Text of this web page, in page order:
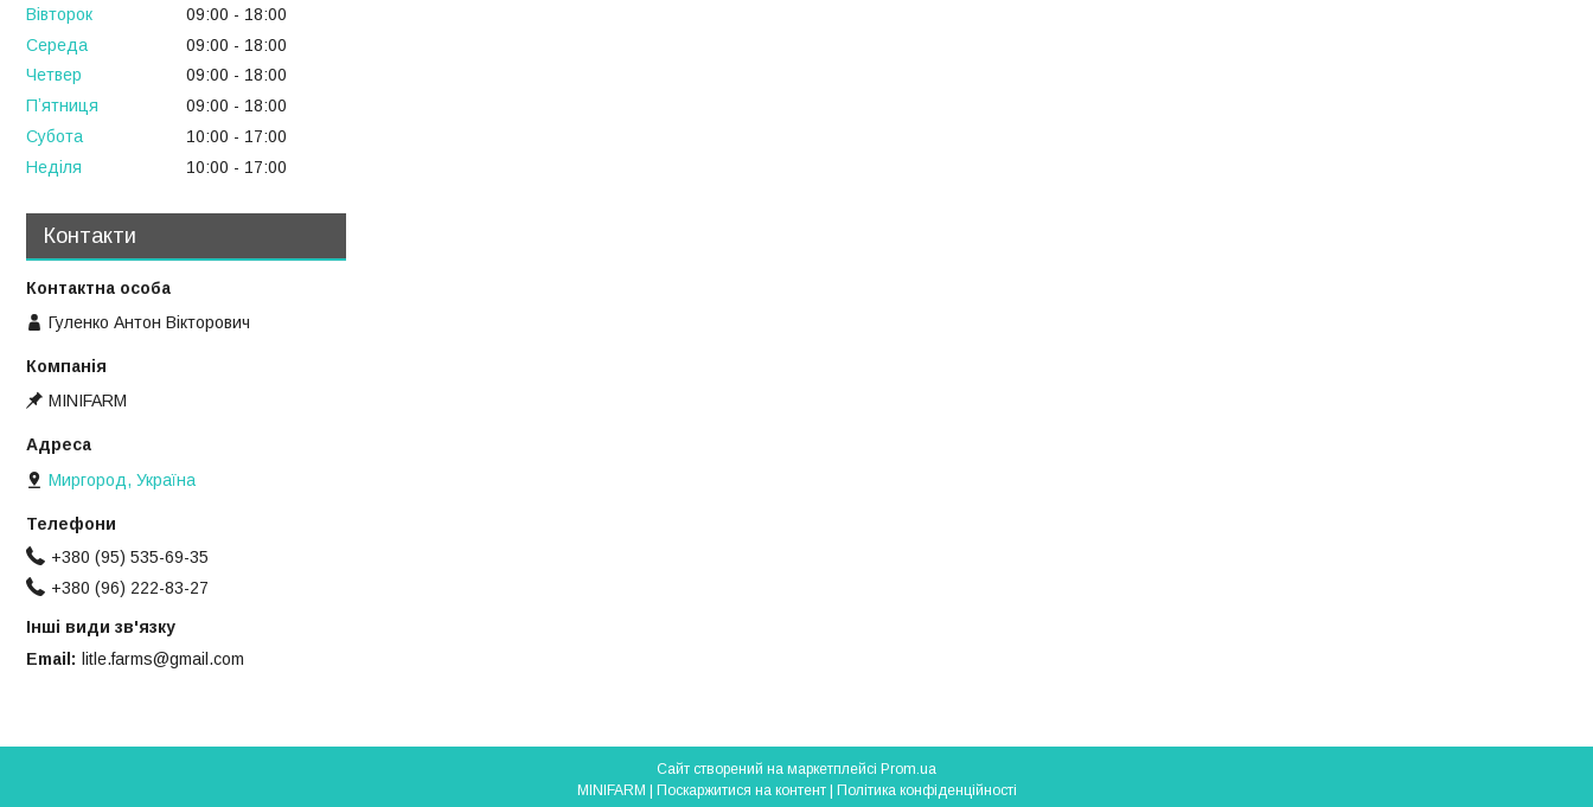
Вівторок
09:00
18:00
Середа
09:00
18:00
Четвер
09:00
18:00
Пʼятниця
09:00
18:00
Субота
10:00
17:00
Неділя
10:00 17:00
Контакти
Гуленко Антон Вікторович
MINIFARM
Миргород, Україна
+380 (95) 535-69-35
+380 (96) 222-83-27
Інші види зв'язку
Email
litle.farms@gmail.com
Сайт створений на маркетплейсі Prom.ua
Поскаржитися на контент Політика конфіденційності